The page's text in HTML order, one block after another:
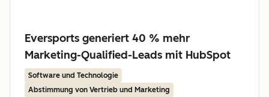
Eversports generiert 40 % mehr
Marketing-Qualified-Leads mit HubSpot
Software und Technologie
Abstimmung von Vertrieb und Marketing